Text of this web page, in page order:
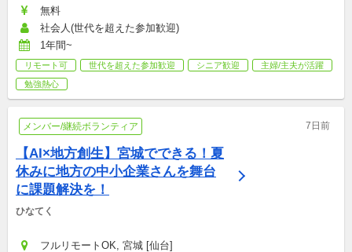
無料
社会人(世代を超えた参加歓迎)
1年間~
リモート可 世代を超えた参加歓迎 シニア歓迎
主婦/主夫が活躍
勉強熱心
メンバー/継続ボランティア 7日前
【AI×地方創生】宮城でできる！夏
休みに地方の中小企業さんを舞台
に課題解決を！
ひなてく
フルリモートOK, 宮城 [仙台]